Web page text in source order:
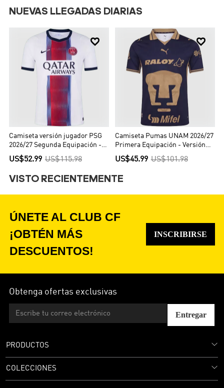
NUEVAS LLEGADAS DIARIAS

Camiseta versión jugador PSG
2026/27 Segunda Equipación -
Versión Jugador
US$52.99 US$115.98

Camiseta Pumas UNAM 2026/27
Primera Equipación - Versión
Hincha
US$45.99 US$101.98
VISTO RECIENTEMENTE
ÚNETE AL CLUB CF
¡OBTÉN MÁS
DESCUENTOS!
INSCRIBIRSE
Obtenga ofertas exclusivas
Entregar
PRODUCTOS
COLECCIONES